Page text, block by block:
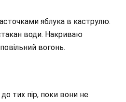
яблука в каструлю.
води. Накриваю
вогонь.
тих пір, поки вони не